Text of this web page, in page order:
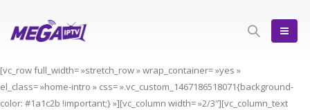
[vc_row full_width= »stretch_row » wrap_container= »yes »
el_class= »home-intro » css= ».vc_custom_1467186518071{background-
color: #1a1c2b !important;} »][vc_column width= »2/3″][vc_column_text